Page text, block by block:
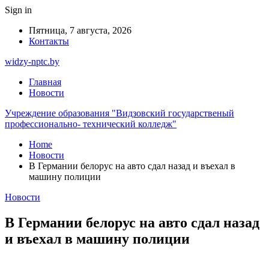
Sign in
Пятница, 7 августа, 2026
Контакты
widzy-nptc.by
Главная
Новости
Учреждение образования "Видзовский государственый
профессионально- технический колледж"
Home
Новости
В Германии белорус на авто сдал назад и въехал в
машину полиции
Новости
В Германии белорус на авто сдал назад
и въехал в машину полиции